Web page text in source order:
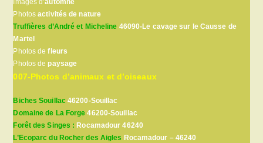
Images d’automne
Photosactivités de nature
Truffières d’André et Micheline 46090-Le cavage sur le Causse de
Martel
Photos defleurs
Photos depaysage
007-Photos d’animaux et d’oiseaux
Biches Souillac46200-Souillac
Domaine de La Forge 46200-Souillac
Forêt des Singes : Rocamadour 46240
L’Ecoparc du Rocher des Aigles Rocamadour – 46240